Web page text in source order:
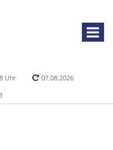
Uhr
07.08.2026